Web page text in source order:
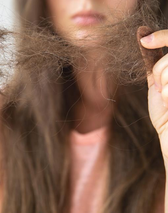
Grossesse et chaleur : ce
que dit la science
Le smartphone nuit-il à
l'apprentissage de la
lecture ?
Mordue par une tique en
vacances, elle reste dans
le coma pendant 42 jours